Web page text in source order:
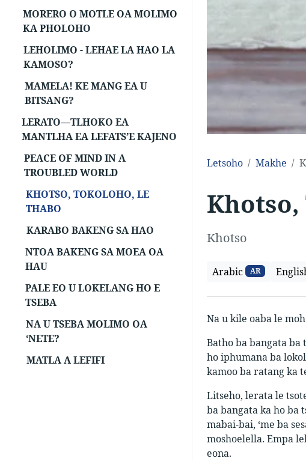
MORERO O MOTLE OA MOLIMO
KA PHOLOHO
LEHOLIMO - LEHAE LA HAO LA
KAMOSO?
MAMELA! KE MANG EA U
BITSANG?
LERATO—TLHOKO EA
MANTLHA EA LEFATS’E KAJENO
PEACE OF MIND IN A
TROUBLED WORLD
KHOTSO, TOKOLOHO, LE
THABO
KARABO BAKENG SA HAO
NTOA BAKENG SA MOEA OA
HAU
PALE EO U LOKELANG HO E
TSEBA
NA U TSEBA MOLIMO OA
‘NETE?
MATLA A LEFIFI
Letsoho Makhe
Khotso
Arabic AR
Na u kile oaba le
Batho ba bangata
ho iphumana ba
kamoo ba ratang ka
Litseho, lerata le
ba bangata ka ho ba
mabai-bai, ‘me ba
moshoelella. Empa
eona.